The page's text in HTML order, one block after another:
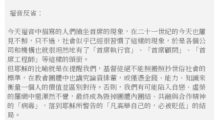
福音反省：
今天福音中描寫的人們搶坐首席的現象，在二十一世紀的今天也屢
見不鮮，只不過，社會似乎已經很習慣了這樣的現象，於是各個公
司和機構也就很坦然地有了「首席執行官」、「首席顧問」、「首
席工程師」等這樣的頭銜。
但耶穌的比喻就是在提醒我們，基督徒絕不能照搬照抄世俗社會的
標準，在教會團體中也講究論資排輩，或僅憑金錢、能力、知識來
衡量一個人的價值並區別對待。否則，我們有可能陷入自戀、虛榮
的羅網中還渾然不覺，最終成為毀掉團體內團結、共融與合作精神
的「病毒」，落到耶穌所警告的「凡高舉自己的，必被貶低」的結
局。